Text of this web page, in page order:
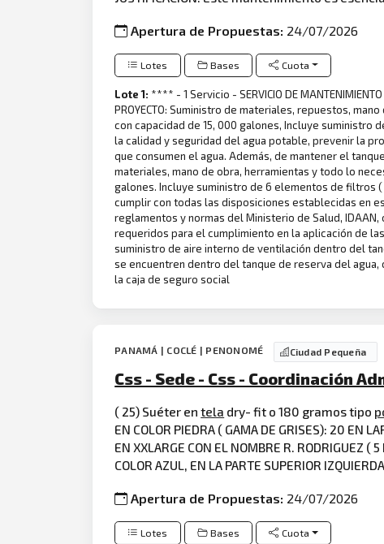
Apertura de Propuestas: 24/07/2026
Lotes Bases Cuota
Lote 1: **** - 1 Servicio - SERVICIO DE MANTENIMIENTO
PROYECTO: Suministro de materiales, repuestos,
con capacidad de 15, 000 galones, Incluye suministro
la calidad y seguridad del agua potable, prevenir la
que consumen el agua. Además, de mantener el
materiales, mano de obra, herramientas y todo lo
galones. Incluye suministro de 6 elementos de filtros
cumplir con todas las disposiciones establecidas en
reglamentos y normas del Ministerio de Salud, IDAAN,
requeridos para el cumplimiento en la aplicación de
suministro de aire interno de ventilación dentro del
se encuentren dentro del tanque de reserva del
la caja de seguro social
PANAMÁ | COCLÉ | PENONOMÉ Ciudad Pequeña
Css - Sede - Css - Coordinación
( 25) Suéter entela dry- fit o 180 gramos tipo
EN COLOR PIEDRA ( GAMA DE GRISES): 20 EN
EN XXLARGE CON EL NOMBRE R. RODRIGUEZ (
COLOR AZUL, EN LA PARTE SUPERIOR
Apertura de Propuestas: 24/07/2026
Lotes Bases Cuota